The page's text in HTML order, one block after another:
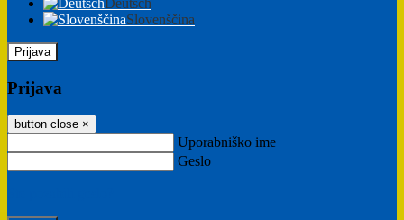
Deutsch
Slovenščina
Prijava
Prijava
button close ×
Uporabniško ime
Geslo